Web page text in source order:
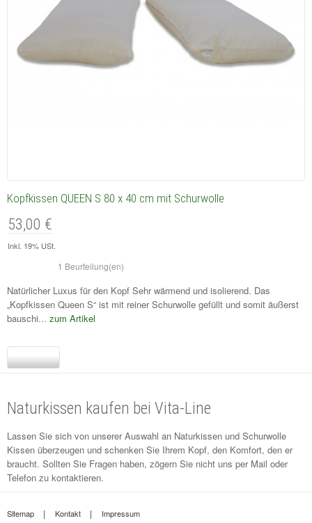
Kopfkissen QUEEN S 80 x 40 cm mit Schurwolle
53,00 €
Inkl. 19% USt.
1 Beurteilung(en)
Natürlicher Luxus für den Kopf Sehr wärmend und isolierend. Das
„Kopfkissen Queen S“ ist mit reiner Schurwolle gefüllt und somit äußerst
bauschi... zum Artikel
Naturkissen kaufen bei Vita-Line
Lassen Sie sich von unserer Auswahl an Naturkissen und Schurwolle
Kissen überzeugen und schenken Sie Ihrem Kopf, den Komfort, den er
braucht. Sollten Sie Fragen haben, zögern Sie nicht uns per Mail oder
Telefon zu kontaktieren.
Sitemap Kontakt Impressum